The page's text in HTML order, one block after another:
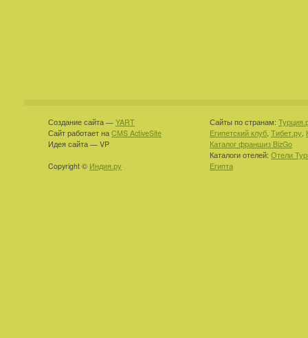
Создание сайта — YART
Сайт работает на CMS ActiveSite
Идея сайта — VP
Copyright © Индия.ру
Сайты по странам:
Египетский клуб, Тибет.ру,
Каталог франшиз BizGo
Каталоги отелей: Отели
Египта